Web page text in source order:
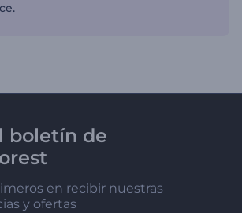
boletín de
en recibir nuestras
y ofertas